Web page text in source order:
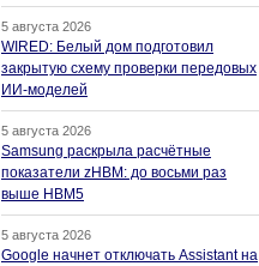
5 августа 2026
WIRED: Белый дом подготовил
закрытую схему проверки передовых
ИИ-моделей
5 августа 2026
Samsung раскрыла расчётные
показатели zHBM: до восьми раз
выше HBM5
5 августа 2026
Google начнет отключать Assistant на